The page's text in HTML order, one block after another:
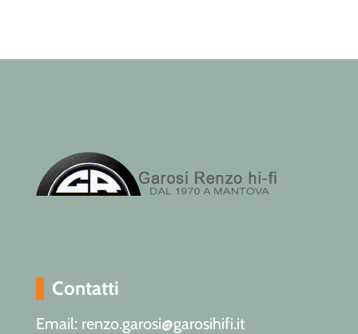
Contatti
Email: renzo.garosi@garosihifi.it